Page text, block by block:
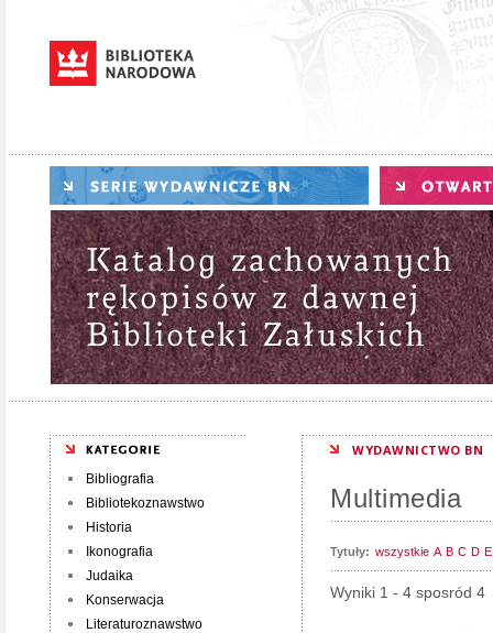
Bibliografia
Bibliotekoznawstwo
Historia
Ikonografia
Judaika
Konserwacja
Literaturoznawstwo
WYDAWNICTWO BN
Multimedia
Tytuły: wszystkie A B C D E
Wyniki 1 - 4 sposród 4